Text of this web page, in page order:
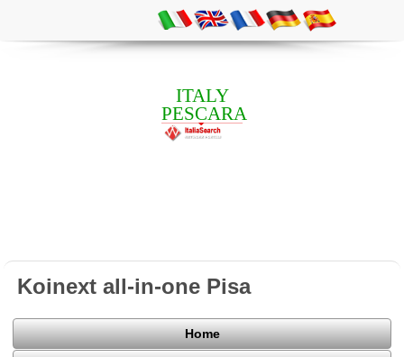
ITALY
PESCARA
Koinext all-in-one Pisa
Home